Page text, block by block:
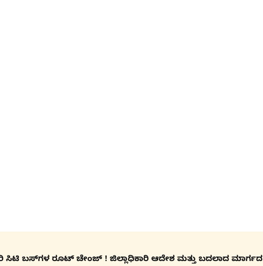
ಸಿಟಿ ಬಸ್​ಗಳ ರೂಟ್ ಚೇಂಜ್ ! ಜಿಲ್ಲಾಧಿಕಾರಿ ಆದೇಶ ಮತ್ತು ಬದಲಾದ ಮಾರ್ಗದ